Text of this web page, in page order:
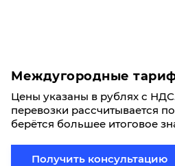
Междугородные
Цены указаны в рублях с
перевозки рассчитывается
берётся большее итоговое
Получить консультацию